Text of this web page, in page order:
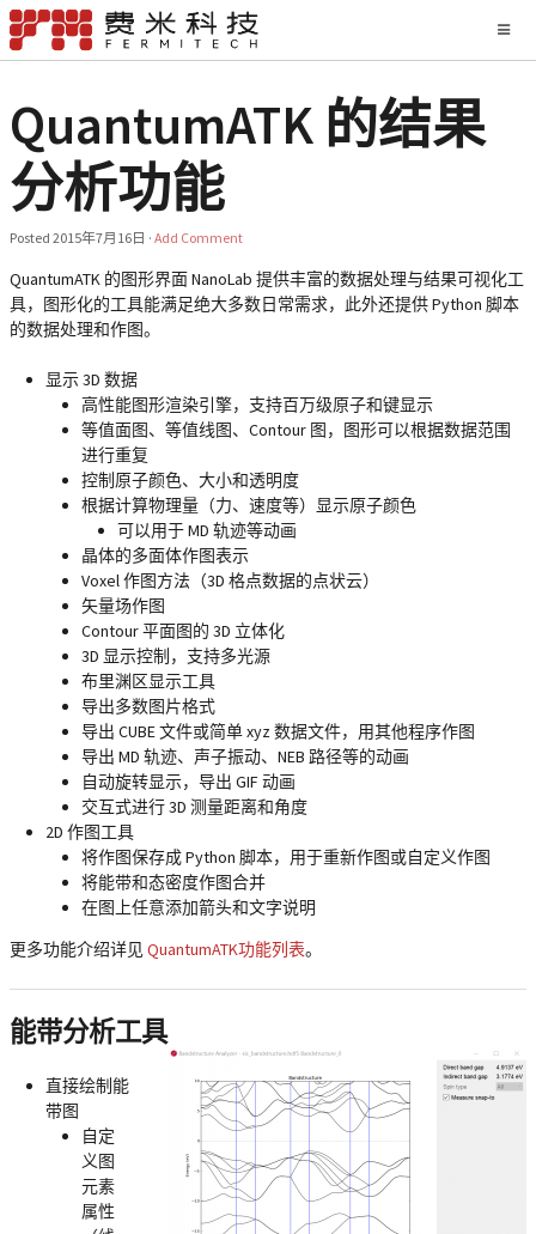
QuantumATK 的结果
分析功能
Posted 2015年7月16日 · Add Comment
QuantumATK 的图形界面 NanoLab 提供丰富的数据处理与结果可视化工
具，图形化的工具能满足绝大多数日常需求，此外还提供 Python 脚本
的数据处理和作图。
显示 3D 数据
高性能图形渲染引擎，支持百万级原子和键显示
等值面图、等值线图、Contour 图，图形可以根据数据范围
进行重复
控制原子颜色、大小和透明度
根据计算物理量（力、速度等）显示原子颜色
可以用于 MD 轨迹等动画
晶体的多面体作图表示
Voxel 作图方法（3D 格点数据的点状云）
矢量场作图
Contour 平面图的 3D 立体化
3D 显示控制，支持多光源
布里渊区显示工具
导出多数图片格式
导出 CUBE 文件或简单 xyz 数据文件，用其他程序作图
导出 MD 轨迹、声子振动、NEB 路径等的动画
自动旋转显示，导出 GIF 动画
交互式进行 3D 测量距离和角度
2D 作图工具
将作图保存成 Python 脚本，用于重新作图或自定义作图
将能带和态密度作图合并
在图上任意添加箭头和文字说明
更多功能介绍详见QuantumATK功能列表。
能带分析工具
直接绘制能
带图
自定
义图
元素
属性